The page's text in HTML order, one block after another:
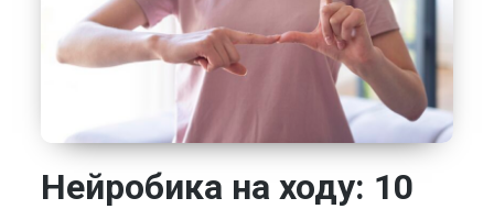
Нейробика на ходу: 10